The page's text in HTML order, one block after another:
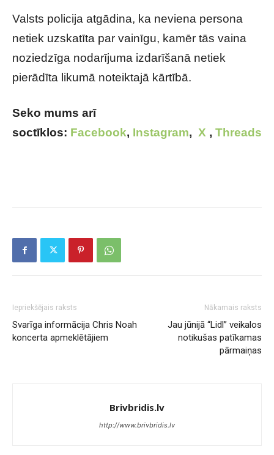
Valsts policija atgādina, ka neviena persona
netiek uzskatīta par vainīgu, kamēr tās vaina
noziedzīga nodarījuma izdarīšanā netiek
pierādīta likumā noteiktajā kārtībā.
Seko mums arī
soctīklos: Facebook, Instagram, X , Threads
Iepriekšējais raksts
Svarīga informācija Chris Noah
koncerta apmeklētājiem
Nākamais raksts
Jau jūnijā “Lidl” veikalos
notikušas patīkamas
pārmaiņas
Brivbridis.lv
http://www.brivbridis.lv